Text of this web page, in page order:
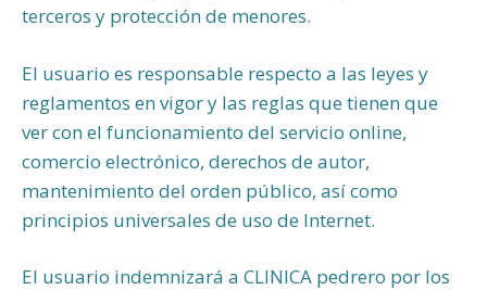
terceros y protección de menores.
El usuario es responsable respecto a las leyes y
reglamentos en vigor y las reglas que tienen que
ver con el funcionamiento del servicio online,
comercio electrónico, derechos de autor,
mantenimiento del orden público, así como
principios universales de uso de Internet.
El usuario indemnizará a CLINICA pedrero por los